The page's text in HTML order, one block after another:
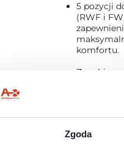
Zgoda
5 pozycji
(RWF i
komfortu.
Zapobiega
dowolnym